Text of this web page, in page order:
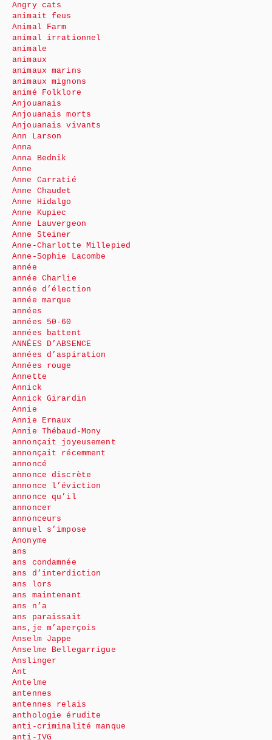
Angry cats
animait feus
Animal Farm
animal irrationnel
animale
animaux
animaux marins
animaux mignons
animé Folklore
Anjouanais
Anjouanais morts
Anjouanais vivants
Ann Larson
Anna
Anna Bednik
Anne
Anne Carratié
Anne Chaudet
Anne Hidalgo
Anne Kupiec
Anne Lauvergeon
Anne Steiner
Anne-Charlotte Millepied
Anne-Sophie Lacombe
année
année Charlie
année d’élection
année marque
années
années 50-60
années battent
ANNÉES D’ABSENCE
années d’aspiration
Années rouge
Annette
Annick
Annick Girardin
Annie
Annie Ernaux
Annie Thébaud-Mony
annonçait joyeusement
annonçait récemment
annoncé
annonce discrète
annonce l’éviction
annonce qu’il
annoncer
annonceurs
annuel s’impose
Anonyme
ans
ans condamnée
ans d’interdiction
ans lors
ans maintenant
ans n’a
ans paraissait
ans,je m’aperçois
Anselm Jappe
Anselme Bellegarrigue
Anslinger
Ant
Antelme
antennes
antennes relais
anthologie érudite
anti-criminalité manque
anti-IVG